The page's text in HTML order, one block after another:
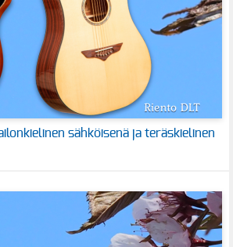
sähköisenä ja teräskielinen